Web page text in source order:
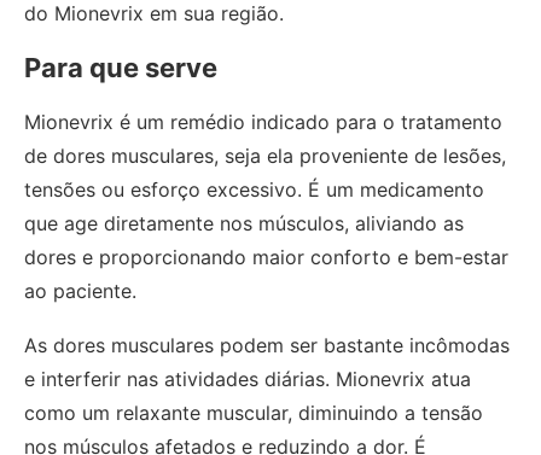
do Mionevrix em sua região.
Para que serve
Mionevrix é um remédio indicado para o tratamento
de dores musculares, seja ela proveniente de lesões,
tensões ou esforço excessivo. É um medicamento
que age diretamente nos músculos, aliviando as
dores e proporcionando maior conforto e bem-estar
ao paciente.
As dores musculares podem ser bastante incômodas
e interferir nas atividades diárias. Mionevrix atua
como um relaxante muscular, diminuindo a tensão
nos músculos afetados e reduzindo a dor. É